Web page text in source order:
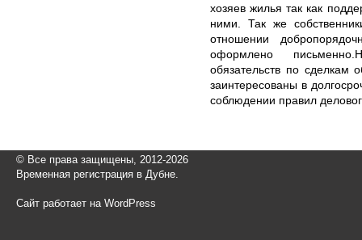
хозяев жилья так как
ними. Так же
отношении
оформлено
обязательств по сделкам
заинтересованы в
соблюдении правил
© Все права защищены, 2012-2026
Временная регистрация в Дубне.
Сайт работает на WordPress